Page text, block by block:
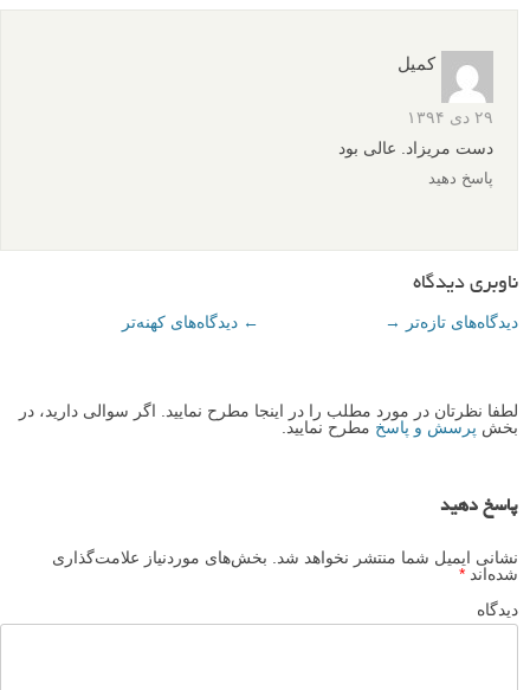
کمیل
۲۹ دی ۱۳۹۴
دست مریزاد. عالی بود
پاسخ دهید
ناوبری دیدگاه
← دیدگاه‌های کهنه‌تر دیدگاه‌های تازه‌تر →
لطفا نظرتان در مورد مطلب را در اینجا مطرح نمایید. اگر سوالی دارید، در
بخش پرسش و پاسخ مطرح نمایید.
پاسخ دهید
نشانی ایمیل شما منتشر نخواهد شد.
بخش‌های موردنیاز علامت‌گذاری
شده‌اند *
دیدگاه